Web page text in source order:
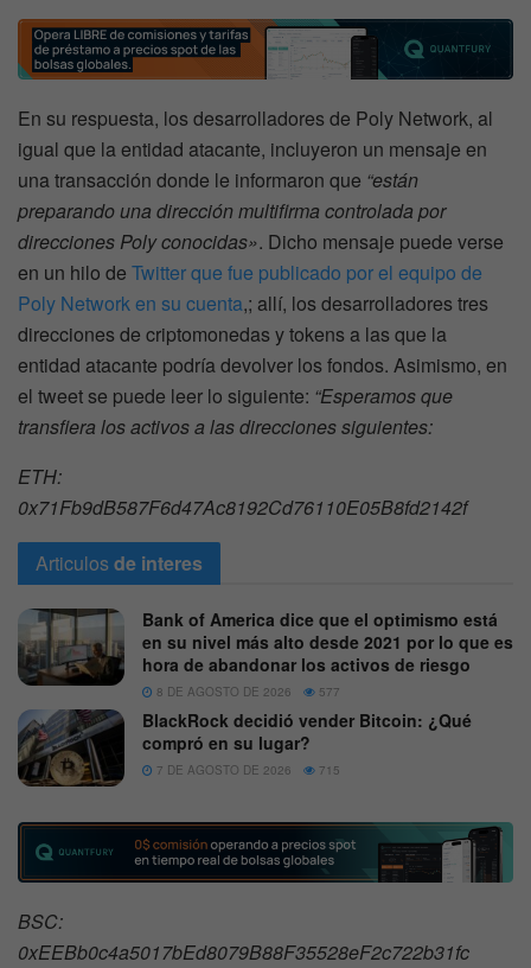
En su respuesta, los desarrolladores de Poly Network, al
igual que la entidad atacante, incluyeron un mensaje en
una transacción donde le informaron que “están
preparando una dirección multifirma controlada por
direcciones Poly conocidas». Dicho mensaje puede verse
en un hilo de Twitter que fue publicado por el equipo de
Poly Network en su cuenta,; allí, los desarrolladores tres
direcciones de criptomonedas y tokens a las que la
entidad atacante podría devolver los fondos. Asimismo, en
el tweet se puede leer lo siguiente: “Esperamos que
transfiera los activos a las direcciones siguientes:
ETH:
0x71Fb9dB587F6d47Ac8192Cd76110E05B8fd2142f
Articulosde interes
Bank of America dice que el optimismo está
en su nivel más alto desde 2021 por lo que es
hora de abandonar los activos de riesgo
8 DE AGOSTO DE 2026 577
BlackRock decidió vender Bitcoin: ¿Qué
compró en su lugar?
7 DE AGOSTO DE 2026 715
BSC:
0xEEBb0c4a5017bEd8079B88F35528eF2c722b31fc